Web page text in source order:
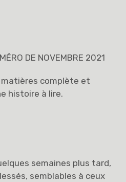
DE NOVEMBRE 2021
complète et
histoire à lire.
semaines plus tard,
semblables à ceux